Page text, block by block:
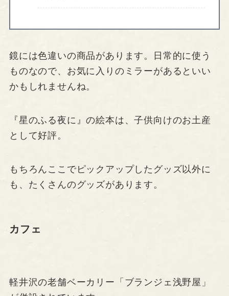
鏡には色違いの商品があります。日常的に使う
ものなので、お気に入りのミラーがあるといい
かもしれませんね。
『星のふる夜に』の絵本は、子供向けのお土産
として好評。
もちろんここでピックアップしたグッズ以外に
も、たくさんのグッズがあります。
カフェ
軽井沢の老舗ベーカリー「ブランジェ浅野屋」